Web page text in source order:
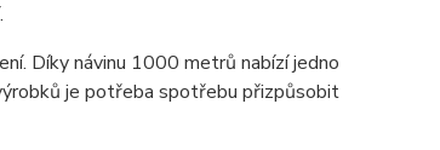
Díky návinu 1000 metrů nabízí jedno
je potřeba spotřebu přizpůsobit